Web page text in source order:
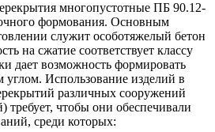
многопустотные ПБ 90.12-
формования. Основным
служит особотяжелый бетон
на сжатие соответствует классу
дает возможность формировать
Использование изделий в
различных сооружений
требует, чтобы они обеспечивали
среди которых: